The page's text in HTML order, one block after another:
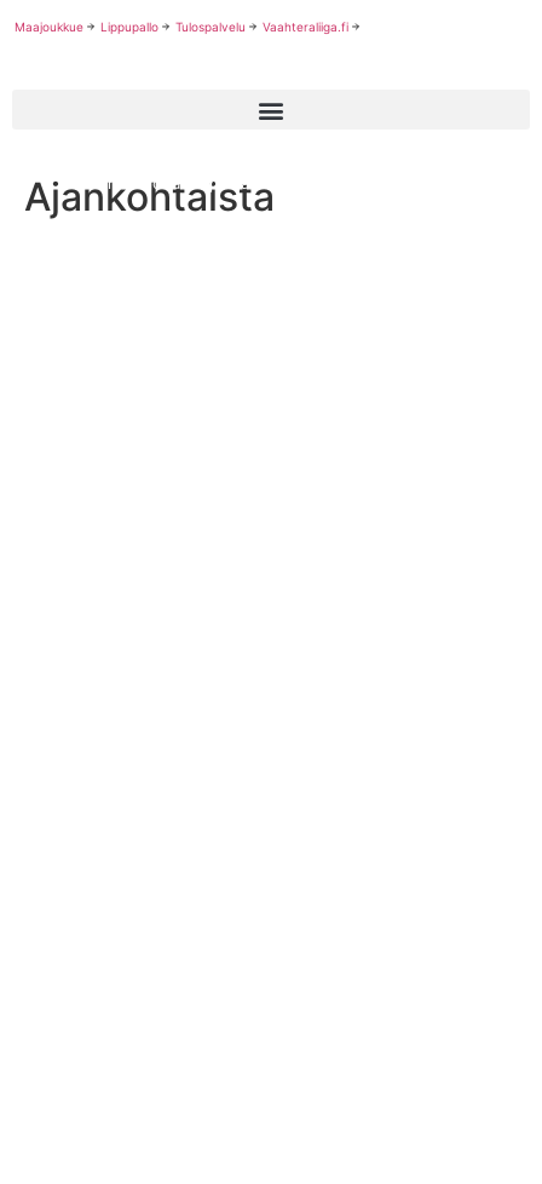
Maajoukkue Lippupallo Tulospalvelu Vaahteraliiga.fi
Ajankohtaista
Suomi-leijonat Espanjan Dorado Bowl -rahaturnauksessa